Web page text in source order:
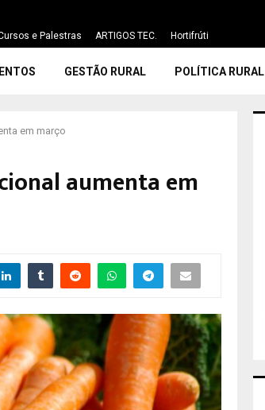
e Palestras ARTIGOS TEC. Hortifrúti
GESTÃO RURAL POLÍTICA RURAL
em março
aumenta em